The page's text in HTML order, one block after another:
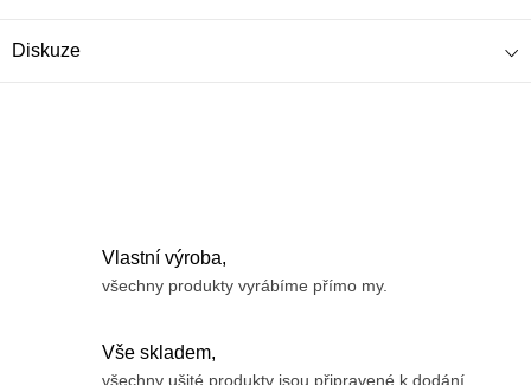
Diskuze
Vlastní výroba,
všechny produkty vyrábíme přímo my.
Vše skladem,
všechny ušité produkty jsou připravené k dodání.